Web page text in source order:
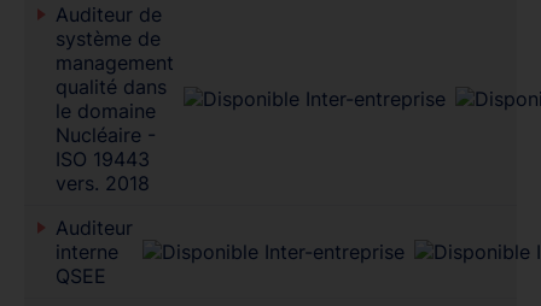
Auditeur de
système de
management
qualité dans
le domaine
Nucléaire -
ISO 19443
vers. 2018
Auditeur
interne
QSEE